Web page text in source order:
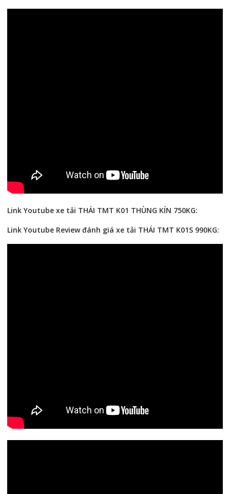
Link Youtube xe tải THÁI TMT K01 THÙNG KÍN 750KG:
Link Youtube Review đánh giá xe tải THÁI TMT K01S 990KG: